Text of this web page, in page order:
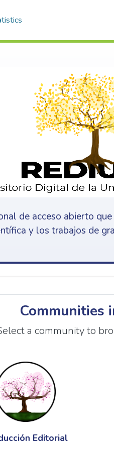
de acceso abierto
y los trabajos de
Communities
a community to
Editorial